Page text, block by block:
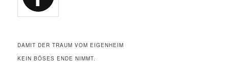
DAMIT DER TRAUM VOM EIGENHEIM
KEIN BÖSES ENDE NIMMT.